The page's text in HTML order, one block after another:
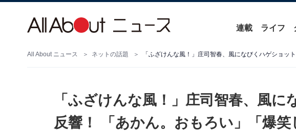
連載 ライフ
All About ニュース ネットの話題 「ふざけんな風！」庄司智春、風になびくハゲショッ
「ふざけんな風！」庄司智春、風
反響！ 「あかん。おもろい」「爆笑